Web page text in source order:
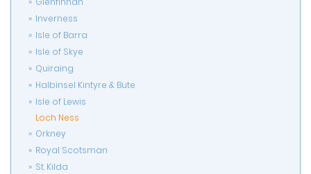
Inverness
Isle of Barra
Isle of Skye
Quiraing
Halbinsel Kintyre & Bute
Isle of Lewis
Loch Ness
Orkney
Royal Scotsman
St. Kilda